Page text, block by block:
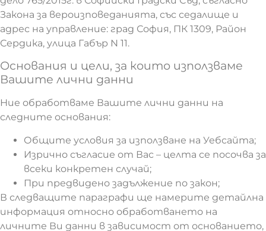
Закона за вероизповеданията, със седалище и
адрес на управление: град София, ПК 1309, Район
Сердика, улица Габър N 11.
Основания и цели, за които използваме
Вашите лични данни
Ние обработваме Вашите лични данни на
следните основания:
Общите условия за използване на Уебсайта;
Изрично съгласие от Вас – целта се посочва за
всеки конкретен случай;
При предвидено задължение по закон;
В следващите параграфи ще намерите детайлна
информация относно обработването на
личните Ви данни в зависимост от основанието,